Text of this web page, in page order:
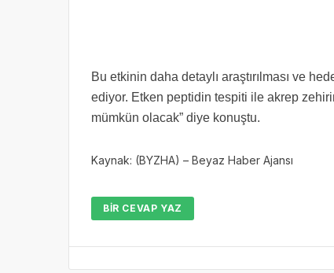
Bu etkinin daha detaylı araştırılması ve
ediyor. Etken peptidin tespiti ile akrep
mümkün olacak” diye konuştu.
Kaynak: (BYZHA) – Beyaz Haber Ajansı
BIR CEVAP YAZ